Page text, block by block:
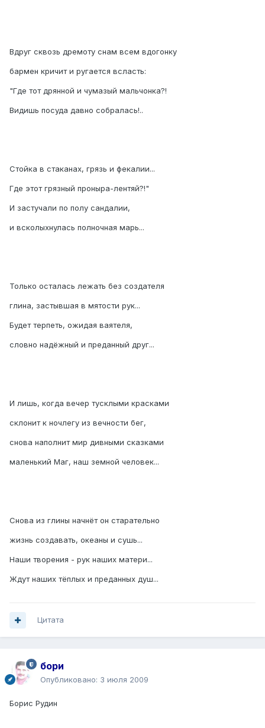
Вдруг сквозь дремоту снам всем вдогонку
бармен кричит и ругается всласть:
"Где тот дрянной и чумазый мальчонка?!
Видишь посуда давно собралась!..
Стойка в стаканах, грязь и фекалии...
Где этот грязный проныра-лентяй?!"
И застучали по полу сандалии,
и всколыхнулась полночная марь...
Только осталась лежать без создателя
глина, застывшая в мятости рук...
Будет терпеть, ожидая ваятеля,
словно надёжный и преданный друг...
И лишь, когда вечер тусклыми красками
склонит к ночлегу из вечности бег,
снова наполнит мир дивными сказками
маленький Маг, наш земной человек...
Снова из глины начнёт он старательно
жизнь создавать, океаны и сушь...
Наши творения - рук наших матери...
Ждут наших тёплых и преданных душ...
Цитата
бори
Опубликовано: 3 июля 2009
Борис Рудин